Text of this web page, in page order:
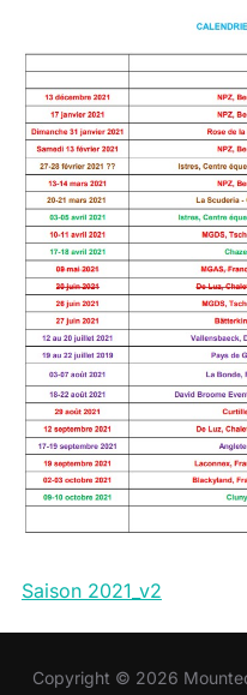
Saison 2021_v2
Copyright © 2026